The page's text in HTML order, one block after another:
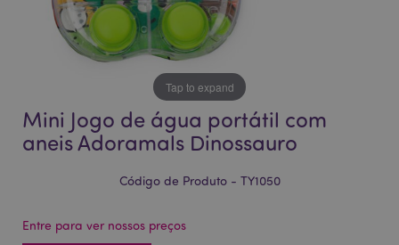
Tap to expand
Mini Jogo de água portátil com
aneis Adoramals Dinossauro
Código de Produto - TY1050
Entre para ver nossos preços